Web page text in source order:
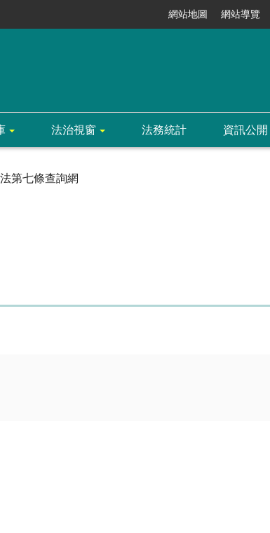
網站地圖 網站導覽
法治視窗 法務統計 資訊公開
第七條查詢網